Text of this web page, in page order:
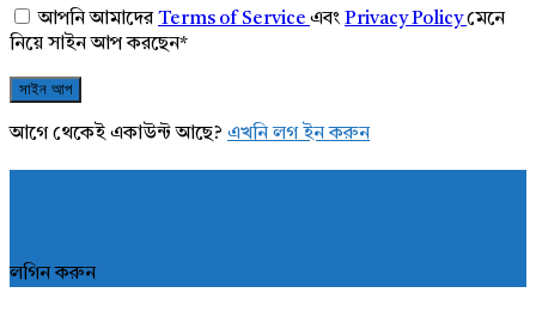
আপনি আমাদেরTerms of Service এবং Privacy Policyমেনে
নিয়ে সাইন আপ করছেন*
আগে থেকেই একাউন্ট আছে? এখনি লগ ইন করুন
লগিন করুন